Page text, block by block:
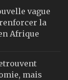
vague
la
Afrique
mais